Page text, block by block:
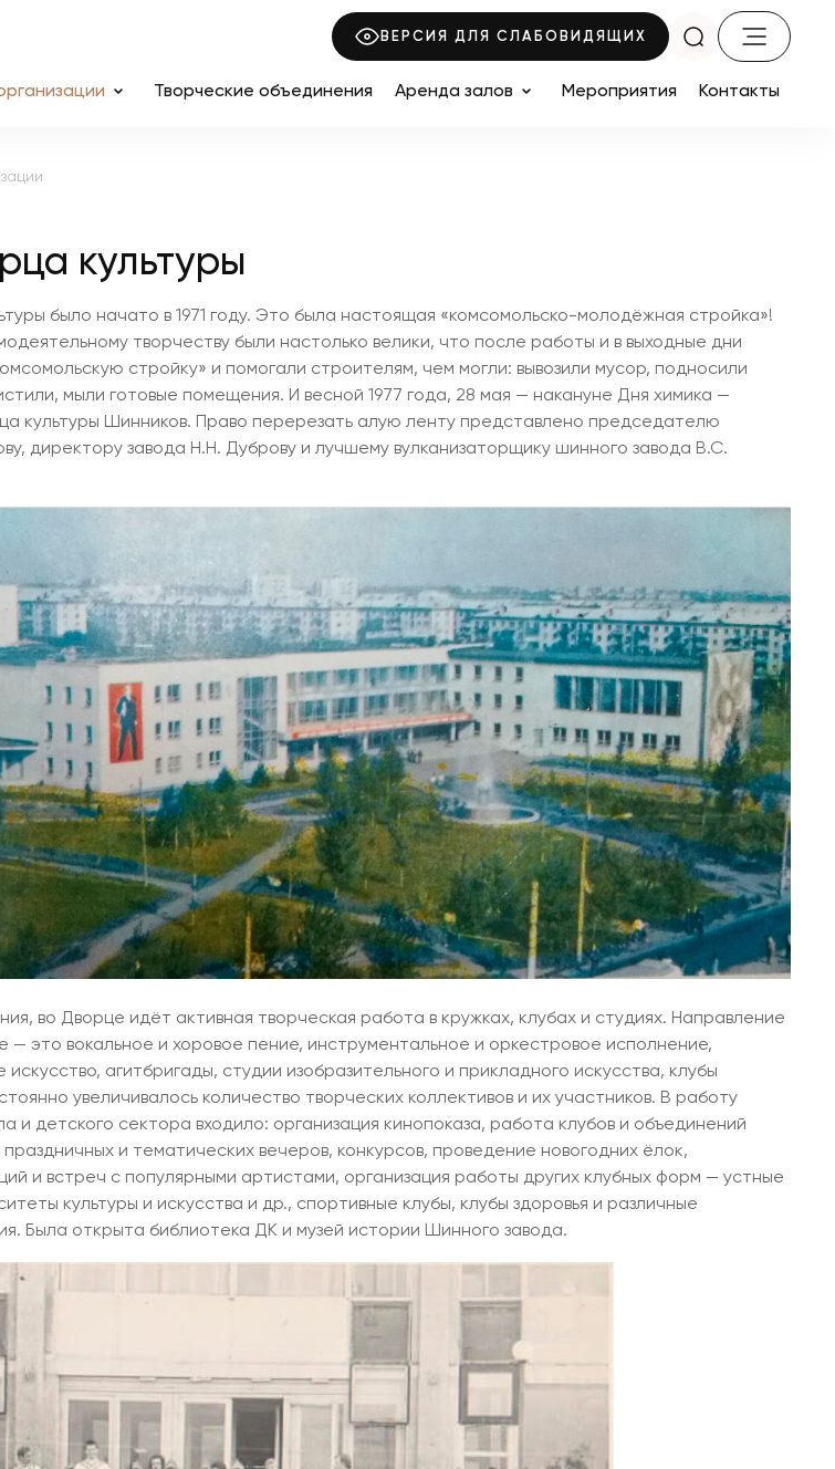
ВЕРСИЯ ДЛЯ СЛАБОВИДЯЩИХ
Творческие объединения Аренда залов Мероприятия Контакты
культуры
было начато в 1971 году. Это была настоящая «комсомольско-молодёжная стройка»!
творчеству были настолько велики, что после работы и в выходные дни
стройку» и помогали строителям, чем могли: вывозили мусор, подносили
мыли готовые помещения. И весной 1977 года, 28 мая — накануне Дня химика —
культуры Шинников. Право перерезать алую ленту представлено председателю
директору завода Н.Н. Дуброву и лучшему вулканизаторщику шинного завода В.С.
во Дворце идёт активная творческая работа в кружках, клубах и студиях. Направление
— это вокальное и хоровое пение, инструментальное и оркестровое исполнение,
агитбригады, студии изобразительного и прикладного искусства, клубы
увеличивалось количество творческих коллективов и их участников. В работу
и детского сектора входило: организация кинопоказа, работа клубов и объединений
и тематических вечеров, конкурсов, проведение новогодних ёлок,
и встреч с популярными артистами, организация работы других клубных форм — устные
культуры и искусства и др., спортивные клубы, клубы здоровья и различные
Была открыта библиотека ДК и музей истории Шинного завода.